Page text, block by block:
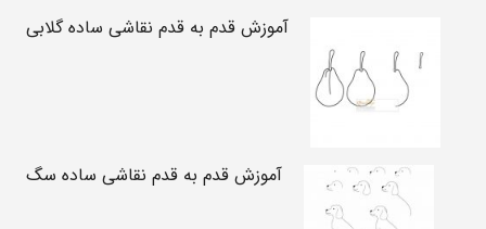
آموزش قدم به قدم نقاشی ساده گلابی
آموزش قدم به قدم نقاشی ساده سگ